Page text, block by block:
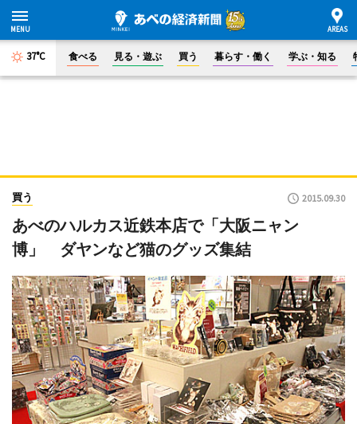
37°C 食べる 見る・遊ぶ 買う 暮らす・働く 学ぶ・知る
買う 2015.09.30
あべのハルカス近鉄本店で「大阪ニャン
博」 ダヤンなど猫のグッズ集結